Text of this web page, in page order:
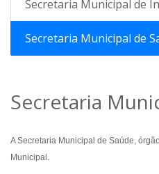
Secretaria Municipal de
Secretaria Municipal de
Secretaria
A Secretaria Municipal de Saúde,
Municipal.